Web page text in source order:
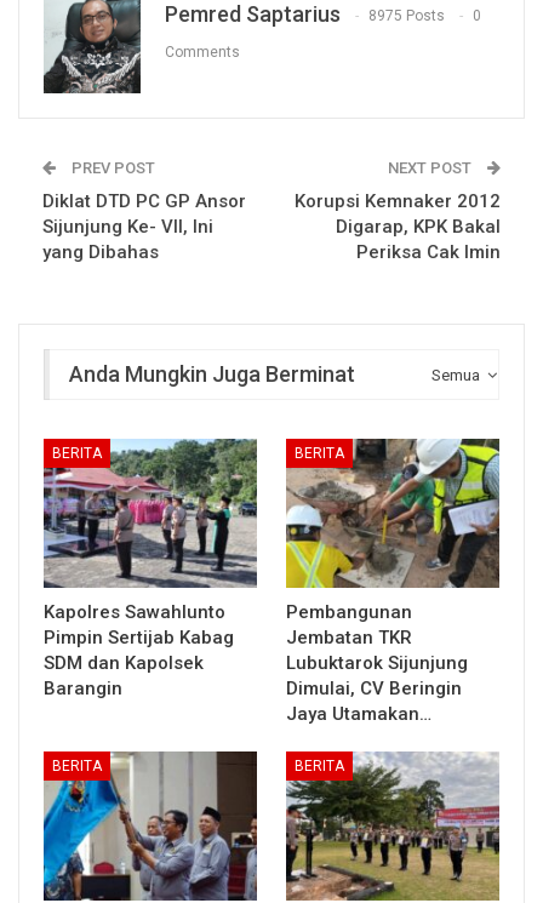
Pemred Saptarius 8975 Posts 0
Comments
PREV POST
Diklat DTD PC GP Ansor
Sijunjung Ke- VII, Ini
yang Dibahas
NEXT POST
Korupsi Kemnaker 2012
Digarap, KPK Bakal
Periksa Cak Imin
Semua
Anda Mungkin Juga Berminat
BERITA
Kapolres Sawahlunto
Pimpin Sertijab Kabag
SDM dan Kapolsek
Barangin
BERITA
Pembangunan
Jembatan TKR
Lubuktarok Sijunjung
Dimulai, CV Beringin
Jaya Utamakan…
BERITA BERITA